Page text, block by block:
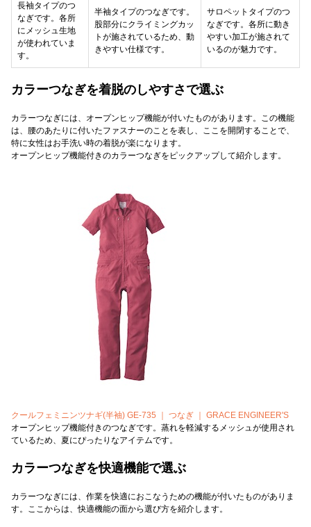
長袖タイプのつ
なぎです。各所
にメッシュ生地
が使われていま
す。
半袖タイプのつなぎです。
股部分にクライミングカッ
トが施されているため、動
きやすい仕様です。
サロペットタイプのつ
なぎです。各所に動き
やすい加工が施されて
いるのが魅力です。
カラーつなぎを着脱のしやすさで選ぶ
カラーつなぎには、オープンヒップ機能が付いたものがあります。この機能
は、腰のあたりに付いたファスナーのことを表し、ここを開閉することで、
特に女性はお手洗い時の着脱が楽になります。
オープンヒップ機能付きのカラーつなぎをピックアップして紹介します。
クールフェミニンツナギ(半袖) GE-735 ｜ つなぎ ｜ GRACE ENGINEER'S
オープンヒップ機能付きのつなぎです。蒸れを軽減するメッシュが使用され
ているため、夏にぴったりなアイテムです。
カラーつなぎを快適機能で選ぶ
カラーつなぎには、作業を快適におこなうための機能が付いたものがありま
す。ここからは、快適機能の面から選び方を紹介します。